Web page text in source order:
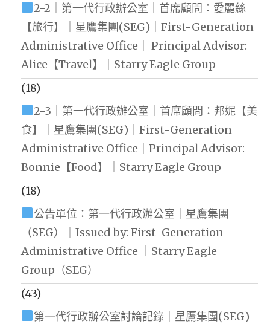
2-2｜第一代行政辦公室｜首席顧問：愛麗絲
【旅行】｜星鷹集團(SEG)｜First-Generation
Administrative Office｜ Principal Advisor:
Alice【Travel】｜Starry Eagle Group
(18)
2-3｜第一代行政辦公室｜首席顧問：邦妮【美
食】｜星鷹集團(SEG)｜First-Generation
Administrative Office｜Principal Advisor:
Bonnie【Food】｜Starry Eagle Group
(18)
公告單位：第一代行政辦公室｜星鷹集團
（SEG）｜Issued by: First-Generation
Administrative Office ｜Starry Eagle
Group（SEG）
(43)
第一代行政辦公室討論記錄｜星鷹集團(SEG)